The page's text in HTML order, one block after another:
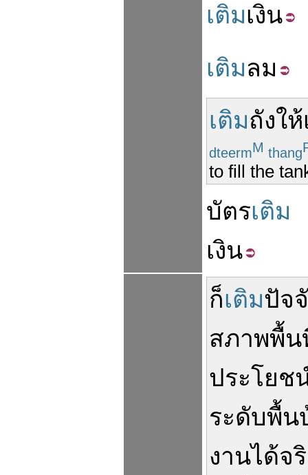
เติมเงิน
เติมลม
เติมถังให้
dteermM thang
to fill the
บัตรเติม
เงิน
ก็เติมปัจ
สภาพพื้น
ประโยช
ระดับพื้น
งานได้จ